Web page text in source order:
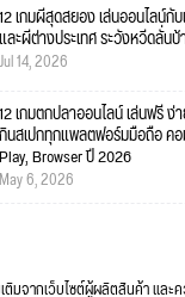
12 เกมผีสุดสยอง เล่นออนไลน์กั
และผีต่างประเทศ ระวังหวีดลั่น
Jul 14, 2026
12 เกมตกปลาออนไลน์ เล่นฟรี
กินสเปกทุกแพลตฟอร์มมือถือ คอ
Play, Browser ปี 2026
May 6, 2026
มจากเว็บไซต์ผู้ผลิตสินค้า แล